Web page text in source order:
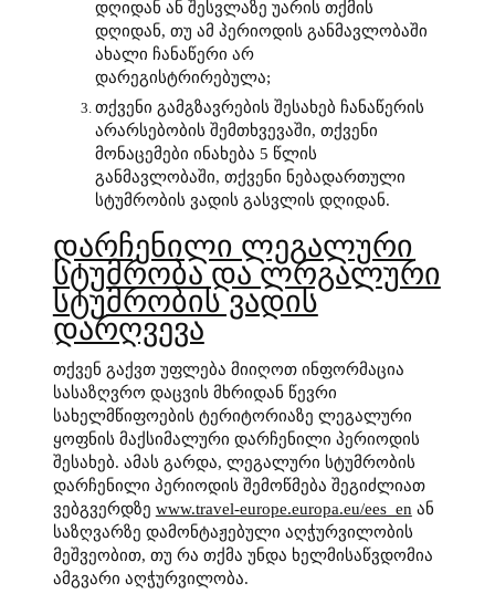
დღიდან ან შესვლაზე უარის თქმის
დღიდან, თუ ამ პერიოდის განმავლობაში
ახალი ჩანაწერი არ
დარეგისტრირებულა;
თქვენი გამგზავრების შესახებ ჩანაწერის
არარსებობის შემთხვევაში, თქვენი
მონაცემები ინახება 5 წლის
განმავლობაში, თქვენი ნებადართული
სტუმრობის ვადის გასვლის დღიდან.
დარჩენილი ლეგალური
სტუმრობა და ლრგალური
სტუმრობის ვადის
დარღვევა
თქვენ გაქვთ უფლება მიიღოთ ინფორმაცია
სასაზღვრო დაცვის მხრიდან წევრი
სახელმწიფოების ტერიტორიაზე ლეგალური
ყოფნის მაქსიმალური დარჩენილი პერიოდის
შესახებ. ამას გარდა, ლეგალური სტუმრობის
დარჩენილი პერიოდის შემოწმება შეგიძლიათ
ვებგვერდზე www.travel-europe.europa.eu/ees_en ან
საზღვარზე დამონტაჟებული აღჭურვილობის
მეშვეობით, თუ რა თქმა უნდა ხელმისაწვდომია
ამგვარი აღჭურვილობა.